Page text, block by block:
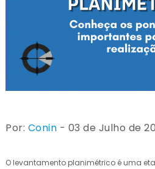
Por: Conin - 03 de Julho de
O levantamento planimétrico é uma